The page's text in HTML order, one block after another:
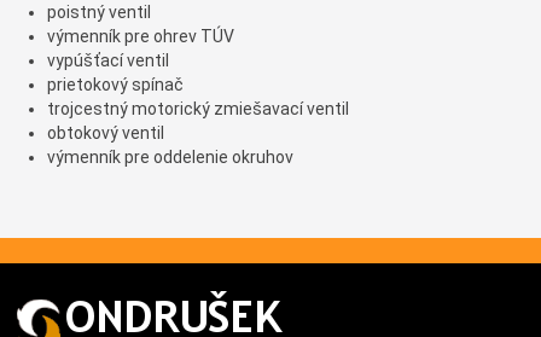
poistný ventil
výmenník pre ohrev TÚV
vypúšťací ventil
prietokový spínač
trojcestný motorický zmiešavací ventil
obtokový ventil
výmenník pre oddelenie okruhov